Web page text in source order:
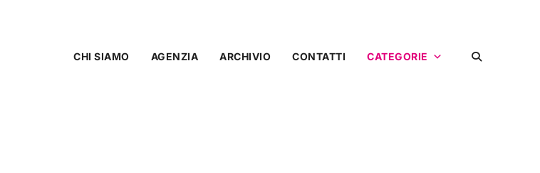
CHI SIAMO AGENZIA ARCHIVIO CONTATTI CATEGORIE